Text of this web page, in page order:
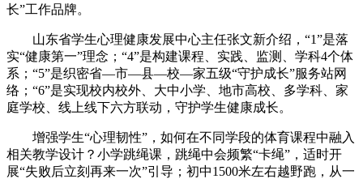
大国智造 大国展会 大国保险 云顶对话 云起
CCTV.节目官网 直播 节目单 栏目 片库 收视榜
长”工作品牌。
山东省学生心理健康发展中心主任张文新介绍，“1”是落
实“健康第一”理念；“4”是构建课程、实践、监测、学科4个体
系；“5”是织密省—市—县—校—家五级“守护成长”服务站网
络；“6”是实现校内校外、大中小学、地市高校、多学科、家
庭学校、线上线下六方联动，守护学生健康成长。
增强学生“心理韧性”，如何在不同学段的体育课程中融入
相关教学设计？小学跳绳课，跳绳中会频繁“卡绳”，适时开
展“失败后立刻再来一次”引导；初中1500米左右越野跑，从一